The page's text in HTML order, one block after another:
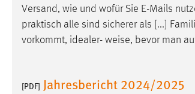
Versand, wie und wofür Sie E-Mails
praktisch alle sind sicherer als [...]
vorkommt, idealer- weise, bevor man
[PDF] Jahresbericht 2024/2025
Name: _gcl_au
Anbieter:
Cookie Laufzeit: 3 Monate